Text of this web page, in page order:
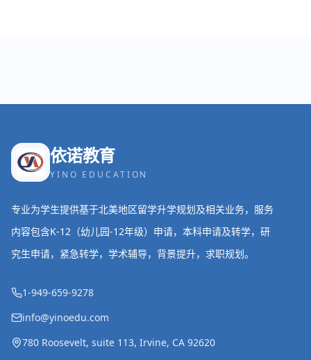
依诺教育
YINO EDUCATION
专业为学生提供基于北美地区留学升学规划及相关业务，服务
内容包含K-12（幼儿园-12年级）申请，本科申请及转学，研
究生申请，紧急转学，学术辅导，背景提升，求职规划。
1-949-659-9278
info@yinoedu.com
780 Roosevelt, suite 113, Irvine, CA 92620